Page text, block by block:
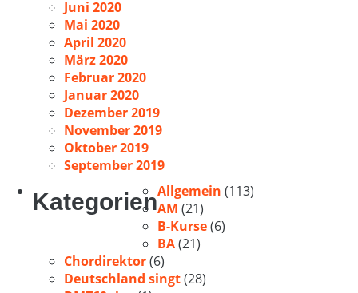
Juni 2020
Mai 2020
April 2020
März 2020
Februar 2020
Januar 2020
Dezember 2019
November 2019
Oktober 2019
September 2019
KategorienAllgemein (113)
AM (21)
B-Kurse(6)
BA(21)
Chordirektor(6)
Deutschland singt(28)